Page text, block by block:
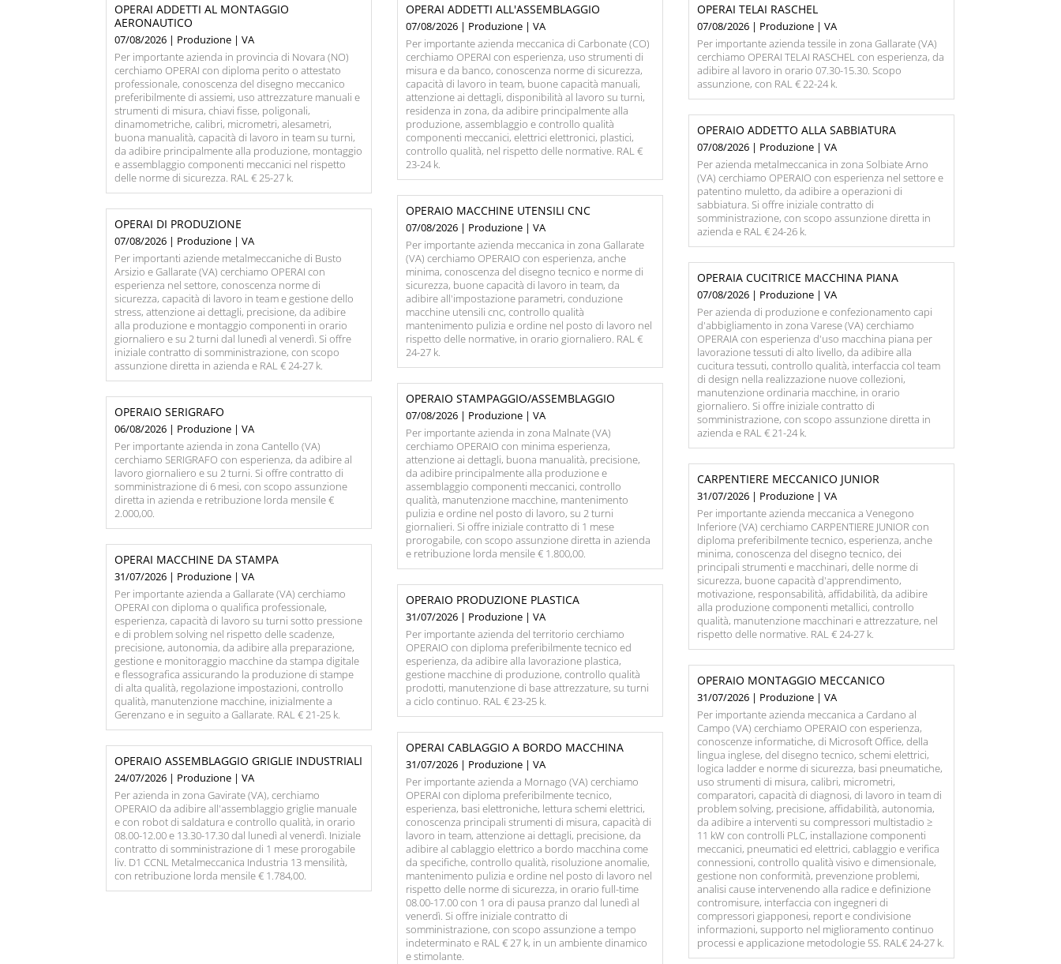
OPERAI ADDETTI AL MONTAGGIO
AERONAUTICO
07/08/2026 | Produzione | VA
Per importante azienda in provincia di Novara (NO)
cerchiamo OPERAI con diploma perito o attestato
professionale, conoscenza del disegno meccanico
preferibilmente di assiemi, uso attrezzature manuali e
strumenti di misura, chiavi fisse, poligonali,
dinamometriche, calibri, micrometri, alesametri,
buona manualità, capacità di lavoro in team su turni,
da adibire principalmente alla produzione, montaggio
e assemblaggio componenti meccanici nel rispetto
delle norme di sicurezza. RAL € 25-27 k.
OPERAI ADDETTI ALL'ASSEMBLAGGIO
07/08/2026 | Produzione | VA
Per importante azienda meccanica di Carbonate (CO)
cerchiamo OPERAI con esperienza, uso strumenti di
misura e da banco, conoscenza norme di sicurezza,
capacità di lavoro in team, buone capacità manuali,
attenzione ai dettagli, disponibilità al lavoro su turni,
residenza in zona, da adibire principalmente alla
produzione, assemblaggio e controllo qualità
componenti meccanici, elettrici elettronici, plastici,
controllo qualità, nel rispetto delle normative. RAL €
23-24 k.
OPERAI TELAI RASCHEL
07/08/2026 | Produzione | VA
Per importante azienda tessile in zona Gallarate (VA)
cerchiamo OPERAI TELAI RASCHEL con esperienza, da
adibire al lavoro in orario 07.30-15.30. Scopo
assunzione, con RAL € 22-24 k.
OPERAIO ADDETTO ALLA SABBIATURA
07/08/2026 | Produzione | VA
Per azienda metalmeccanica in zona Solbiate Arno
(VA) cerchiamo OPERAIO con esperienza nel settore e
patentino muletto, da adibire a operazioni di
sabbiatura. Si offre iniziale contratto di
somministrazione, con scopo assunzione diretta in
azienda e RAL € 24-26 k.
OPERAIO MACCHINE UTENSILI CNC
07/08/2026 | Produzione | VA
Per importante azienda meccanica in zona Gallarate
(VA) cerchiamo OPERAIO con esperienza, anche
minima, conoscenza del disegno tecnico e norme di
sicurezza, buone capacità di lavoro in team, da
adibire all'impostazione parametri, conduzione
macchine utensili cnc, controllo qualità
mantenimento pulizia e ordine nel posto di lavoro nel
rispetto delle normative, in orario giornaliero. RAL €
24-27 k.
OPERAI DI PRODUZIONE
07/08/2026 | Produzione | VA
Per importanti aziende metalmeccaniche di Busto
Arsizio e Gallarate (VA) cerchiamo OPERAI con
esperienza nel settore, conoscenza norme di
sicurezza, capacità di lavoro in team e gestione dello
stress, attenzione ai dettagli, precisione, da adibire
alla produzione e montaggio componenti in orario
giornaliero e su 2 turni dal lunedì al venerdì. Si offre
iniziale contratto di somministrazione, con scopo
assunzione diretta in azienda e RAL € 24-27 k.
OPERAIA CUCITRICE MACCHINA PIANA
07/08/2026 | Produzione | VA
Per azienda di produzione e confezionamento capi
d'abbigliamento in zona Varese (VA) cerchiamo
OPERAIA con esperienza d'uso macchina piana per
lavorazione tessuti di alto livello, da adibire alla
cucitura tessuti, controllo qualità, interfaccia col team
di design nella realizzazione nuove collezioni,
manutenzione ordinaria macchine, in orario
giornaliero. Si offre iniziale contratto di
somministrazione, con scopo assunzione diretta in
azienda e RAL € 21-24 k.
OPERAIO STAMPAGGIO/ASSEMBLAGGIO
07/08/2026 | Produzione | VA
Per importante azienda in zona Malnate (VA)
cerchiamo OPERAIO con minima esperienza,
attenzione ai dettagli, buona manualità, precisione,
da adibire principalmente alla produzione e
assemblaggio componenti meccanici, controllo
qualità, manutenzione macchine, mantenimento
pulizia e ordine nel posto di lavoro, su 2 turni
giornalieri. Si offre iniziale contratto di 1 mese
prorogabile, con scopo assunzione diretta in azienda
e retribuzione lorda mensile € 1.800,00.
OPERAIO SERIGRAFO
06/08/2026 | Produzione | VA
Per importante azienda in zona Cantello (VA)
cerchiamo SERIGRAFO con esperienza, da adibire al
lavoro giornaliero e su 2 turni. Si offre contratto di
somministrazione di 6 mesi, con scopo assunzione
diretta in azienda e retribuzione lorda mensile €
2.000,00.
CARPENTIERE MECCANICO JUNIOR
31/07/2026 | Produzione | VA
Per importante azienda meccanica a Venegono
Inferiore (VA) cerchiamo CARPENTIERE JUNIOR con
diploma preferibilmente tecnico, esperienza, anche
minima, conoscenza del disegno tecnico, dei
principali strumenti e macchinari, delle norme di
sicurezza, buone capacità d'apprendimento,
motivazione, responsabilità, affidabilità, da adibire
alla produzione componenti metallici, controllo
qualità, manutenzione macchinari e attrezzature, nel
rispetto delle normative. RAL € 24-27 k.
OPERAI MACCHINE DA STAMPA
31/07/2026 | Produzione | VA
Per importante azienda a Gallarate (VA) cerchiamo
OPERAI con diploma o qualifica professionale,
esperienza, capacità di lavoro su turni sotto pressione
e di problem solving nel rispetto delle scadenze,
precisione, autonomia, da adibire alla preparazione,
gestione e monitoraggio macchine da stampa digitale
e flessografica assicurando la produzione di stampe
di alta qualità, regolazione impostazioni, controllo
qualità, manutenzione macchine, inizialmente a
Gerenzano e in seguito a Gallarate. RAL € 21-25 k.
OPERAIO PRODUZIONE PLASTICA
31/07/2026 | Produzione | VA
Per importante azienda del territorio cerchiamo
OPERAIO con diploma preferibilmente tecnico ed
esperienza, da adibire alla lavorazione plastica,
gestione macchine di produzione, controllo qualità
prodotti, manutenzione di base attrezzature, su turni
a ciclo continuo. RAL € 23-25 k.
OPERAIO MONTAGGIO MECCANICO
31/07/2026 | Produzione | VA
Per importante azienda meccanica a Cardano al
Campo (VA) cerchiamo OPERAIO con esperienza,
conoscenze informatiche, di Microsoft Office, della
lingua inglese, del disegno tecnico, schemi elettrici,
logica ladder e norme di sicurezza, basi pneumatiche,
uso strumenti di misura, calibri, micrometri,
comparatori, capacità di diagnosi, di lavoro in team di
problem solving, precisione, affidabilità, autonomia,
da adibire a interventi su compressori multistadio ≥
11 kW con controlli PLC, installazione componenti
meccanici, pneumatici ed elettrici, cablaggio e verifica
connessioni, controllo qualità visivo e dimensionale,
gestione non conformità, prevenzione problemi,
analisi cause intervenendo alla radice e definizione
contromisure, interfaccia con ingegneri di
compressori giapponesi, report e condivisione
informazioni, supporto nel miglioramento continuo
processi e applicazione metodologie 5S. RAL€ 24-27 k.
OPERAI CABLAGGIO A BORDO MACCHINA
31/07/2026 | Produzione | VA
Per importante azienda a Mornago (VA) cerchiamo
OPERAI con diploma preferibilmente tecnico,
esperienza, basi elettroniche, lettura schemi elettrici,
conoscenza principali strumenti di misura, capacità di
lavoro in team, attenzione ai dettagli, precisione, da
adibire al cablaggio elettrico a bordo macchina come
da specifiche, controllo qualità, risoluzione anomalie,
mantenimento pulizia e ordine nel posto di lavoro nel
rispetto delle norme di sicurezza, in orario full-time
08.00-17.00 con 1 ora di pausa pranzo dal lunedì al
venerdì. Si offre iniziale contratto di
somministrazione, con scopo assunzione a tempo
indeterminato e RAL € 27 k, in un ambiente dinamico
e stimolante.
OPERAIO ASSEMBLAGGIO GRIGLIE INDUSTRIALI
24/07/2026 | Produzione | VA
Per azienda in zona Gavirate (VA), cerchiamo
OPERAIO da adibire all'assemblaggio griglie manuale
e con robot di saldatura e controllo qualità, in orario
08.00-12.00 e 13.30-17.30 dal lunedì al venerdì. Iniziale
contratto di somministrazione di 1 mese prorogabile
liv. D1 CCNL Metalmeccanica Industria 13 mensilità,
con retribuzione lorda mensile € 1.784,00.